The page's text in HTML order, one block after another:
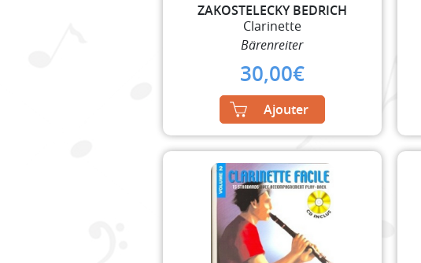
ZAKOSTELECKY BEDRICH
Clarinette
Bärenreiter
30,00€
Ajouter